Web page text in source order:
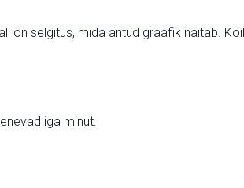
on selgitus, mida antud graafik näitab.
iga minut.